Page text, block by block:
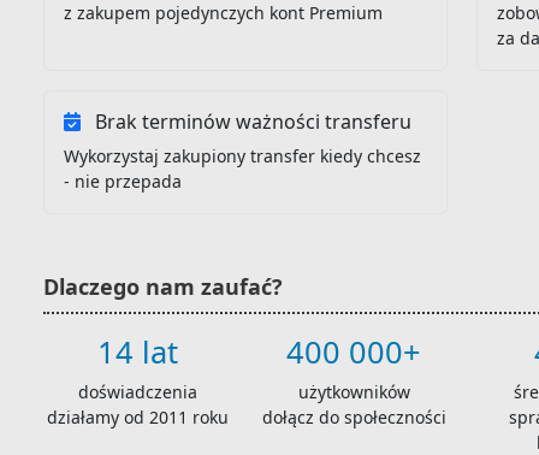
z zakupem pojedynczych kont Premium
za
Brak terminów ważności transferu
Wykorzystaj zakupiony transfer kiedy chcesz
- nie przepada
Dlaczego nam zaufać?
14 lat
doświadczenia
działamy od 2011 roku
400 000+
użytkowników
dołącz do społeczności